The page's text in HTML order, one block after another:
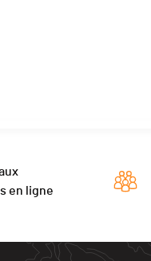
en ligne